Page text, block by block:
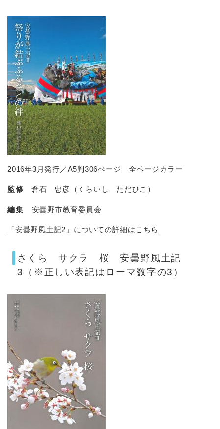
2016年3月発行／A5判306ぺージ 全ページカラー
監修 倉石 忠彦（くらいし ただひこ）
編集 安曇野市教育委員会
「安曇野風土記2」についての詳細はこちら
さくら サクラ 桜 安曇野風土記
3（※正しい表記はローマ数字の3）